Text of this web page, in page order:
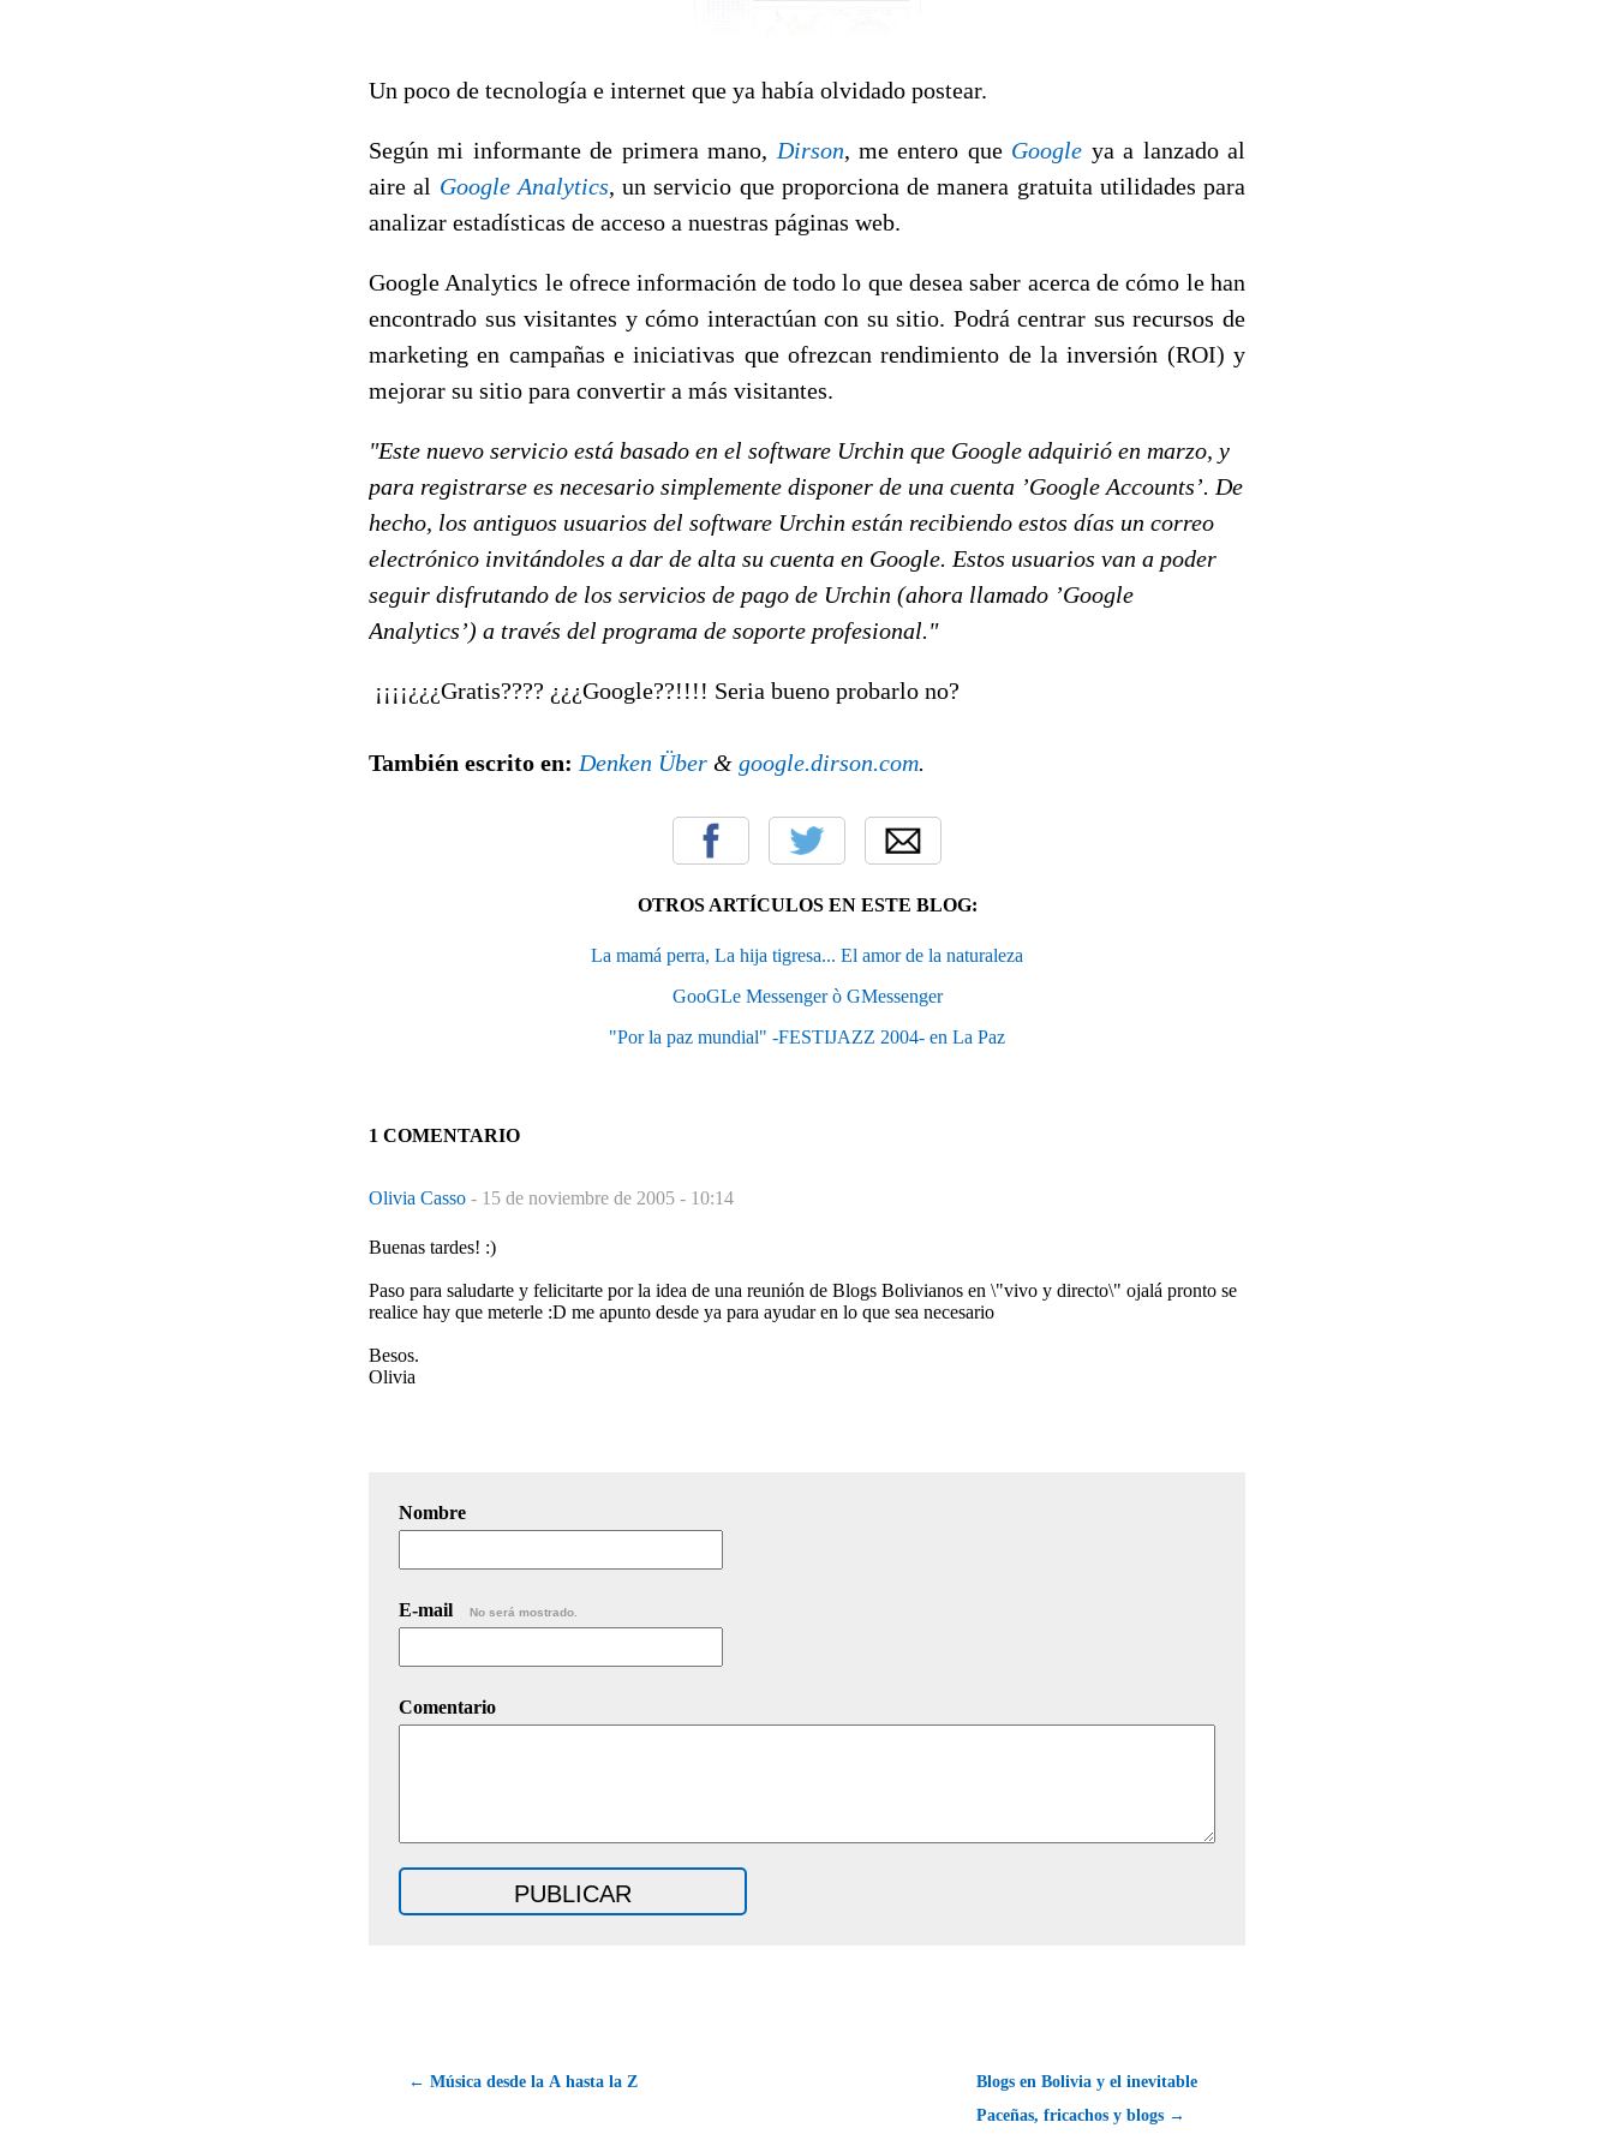
Un poco de tecnología e internet que ya había olvidado postear.
Según mi informante de primera mano, Dirson, me entero que Google ya a lanzado al
aire al Google Analytics, un servicio que proporciona de manera gratuita utilidades para
analizar estadísticas de acceso a nuestras páginas web.
Google Analytics le ofrece información de todo lo que desea saber acerca de cómo le han
encontrado sus visitantes y cómo interactúan con su sitio. Podrá centrar sus recursos de
marketing en campañas e iniciativas que ofrezcan rendimiento de la inversión (ROI) y
mejorar su sitio para convertir a más visitantes.
"Este nuevo servicio está basado en el software Urchin que Google adquirió en marzo, y
para registrarse es necesario simplemente disponer de una cuenta ’Google Accounts’. De
hecho, los antiguos usuarios del software Urchin están recibiendo estos días un correo
electrónico invitándoles a dar de alta su cuenta en Google. Estos usuarios van a poder
seguir disfrutando de los servicios de pago de Urchin (ahora llamado ’Google
Analytics’) a través del programa de soporte profesional."
¡¡¡¡¿¿¿Gratis???? ¿¿¿Google??!!!! Seria bueno probarlo no?
También escrito en: Denken Über & google.dirson.com.
OTROS ARTÍCULOS EN ESTE BLOG:
La mamá perra, La hija tigresa... El amor de la naturaleza
GooGLe Messenger ò GMessenger
"Por la paz mundial" -FESTIJAZZ 2004- en La Paz
1 COMENTARIO
Olivia Casso - 15 de noviembre de 2005 - 10:14
Buenas tardes! :)
Paso para saludarte y felicitarte por la idea de una reunión de Blogs Bolivianos en \"vivo y directo\" ojalá pronto se
realice hay que meterle :D me apunto desde ya para ayudar en lo que sea necesario
Besos.
Olivia
Nombre
E-mail No será mostrado.
Comentario
← Música desde la A hasta la Z
Blogs en Bolivia y el inevitable
Paceñas, fricachos y blogs →